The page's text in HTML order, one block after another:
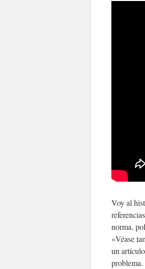
Voy al
norma,
«Véase
un
problema.